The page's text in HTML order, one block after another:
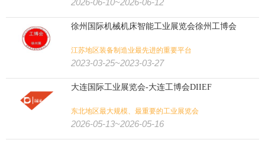
2026-06-10~2026-06-12
徐州国际机械机床智能工业展览会徐州工博会
江苏地区装备制造业最先进的重要平台
2023-03-25~2023-03-27
大连国际工业展览会-大连工博会DIIEF
东北地区最大规模、最重要的工业展览会
2026-05-13~2026-05-16